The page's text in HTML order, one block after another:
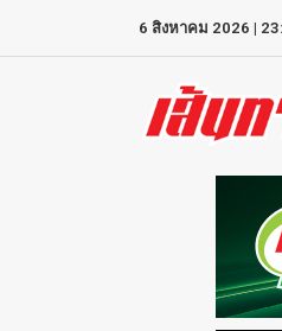
6 สิงหาคม 2026 |